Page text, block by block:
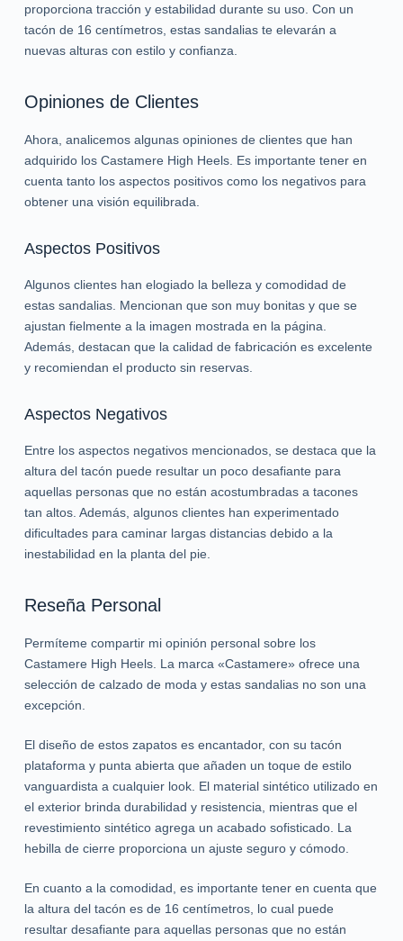
proporciona tracción y estabilidad durante su uso. Con un
tacón de 16 centímetros, estas sandalias te elevarán a
nuevas alturas con estilo y confianza.
Opiniones de Clientes
Ahora, analicemos algunas opiniones de clientes que han
adquirido los Castamere High Heels. Es importante tener en
cuenta tanto los aspectos positivos como los negativos para
obtener una visión equilibrada.
Aspectos Positivos
Algunos clientes han elogiado la belleza y comodidad de
estas sandalias. Mencionan que son muy bonitas y que se
ajustan fielmente a la imagen mostrada en la página.
Además, destacan que la calidad de fabricación es excelente
y recomiendan el producto sin reservas.
Aspectos Negativos
Entre los aspectos negativos mencionados, se destaca que la
altura del tacón puede resultar un poco desafiante para
aquellas personas que no están acostumbradas a tacones
tan altos. Además, algunos clientes han experimentado
dificultades para caminar largas distancias debido a la
inestabilidad en la planta del pie.
Reseña Personal
Permíteme compartir mi opinión personal sobre los
Castamere High Heels. La marca «Castamere» ofrece una
selección de calzado de moda y estas sandalias no son una
excepción.
El diseño de estos zapatos es encantador, con su tacón
plataforma y punta abierta que añaden un toque de estilo
vanguardista a cualquier look. El material sintético utilizado en
el exterior brinda durabilidad y resistencia, mientras que el
revestimiento sintético agrega un acabado sofisticado. La
hebilla de cierre proporciona un ajuste seguro y cómodo.
En cuanto a la comodidad, es importante tener en cuenta que
la altura del tacón es de 16 centímetros, lo cual puede
resultar desafiante para aquellas personas que no están